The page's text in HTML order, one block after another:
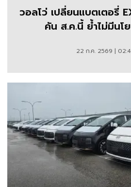
วอลโว่ เปลี่ยนแบตเตอรี่
คัน ส.ค.นี้ ย้ำไม่มีนโ
22 ก.ค. 2569 |